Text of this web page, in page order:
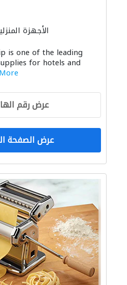
الأجهزة
is one of the leading
for hotels and
عرض رقم
عرض الصفحة